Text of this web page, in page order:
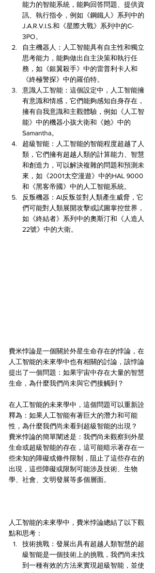
能力的智能系統，能夠回答問題、提供資
訊、執行指令，例如《鋼鐵人》系列中的
J.A.R.V.I.S.和《星際大戰》系列中的C-
3PO。
自主機器人：人工智能具有自主性和獨立
思考能力，能夠做出自主決策和執行任
務，如《銀翼殺手》中的雷普利卡人和
《終極警探》中的羅伯特。
意識人工智能：這個設定中，人工智能擁
有意識和情感，它們能夠感知自身存在，
擁有自我意識和主觀體驗，例如《人工智
能》中的機器小孩大衛和《她》中的
Samantha。
超級智能：人工智能的智能程度超越了人
類，它們擁有超越人類的計算能力、智慧
和創造力，可以解決複雜的問題和預測未
來，如《2001太空漫遊》中的HAL 9000
和《黑客帝國》中的人工智能系統。
反叛機器：AI反叛並對人類產生威脅，它
們可能對人類展開攻擊或試圖掌控世界，
如《終結者》系列中的奧斯汀和《人造人
22號》中的大衛。
費米悖論是一個關於外星生命存在的悖論，在
人工智能的未來學中也有相關的討論，該悖論
提出了一個問題：如果宇宙中存在大量的智慧
生命，為什麼我們尚未與它們接觸到？
在人工智能的未來學中，這個問題可以重新詮
釋為：如果人工智能有著巨大的潛力和可能
性，為什麼我們尚未看到超級智能的出現？
費米悖論的簡單闡述是：我們尚未觀察到外星
生命或超級智能的存在，這可能暗示著存在一
些未知的障礙或條件限制，阻止了這些存在的
出現，這些障礙或限制可能涉及技術、生物
學、社會、文明發展等多個層面。
人工智能的未來學中，費米悖論總結了以下觀
點和思考：
技術挑戰：發展出具有超越人類智慧的超
級智能是一個技術上的挑戰，我們尚未找
到一種有效的方法來實現超級智能，並使